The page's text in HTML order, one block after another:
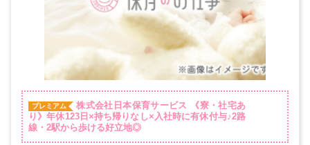
プレミアム 株式会社日本保育サービス
《寮・社宅あ
り》年休123日×持ち帰りなし×入社時に有休付与♪2路
線・2駅から歩ける好立地◎